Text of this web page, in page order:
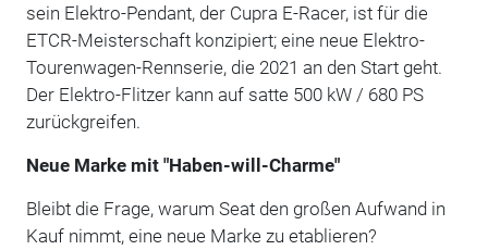
sein Elektro-Pendant, der Cupra E-Racer, ist für die
ETCR-Meisterschaft konzipiert; eine neue Elektro-
Tourenwagen-Rennserie, die 2021 an den Start geht.
Der Elektro-Flitzer kann auf satte 500 kW / 680 PS
zurückgreifen.
Neue Marke mit "Haben-will-Charme"
Bleibt die Frage, warum Seat den großen Aufwand in
Kauf nimmt, eine neue Marke zu etablieren?